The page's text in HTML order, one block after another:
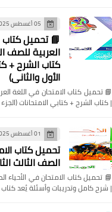
05 أغسطس 2025
📘 تحميل كتاب
كتاب الشرح +
الأول والثاني)
| كتاب الشرح + كتابي الامتحانات
01 أغسطس 2025
تحميل كتاب
الصف الثالث
| شرح كامل وتدريبات وأسئلة يُعد كتاب